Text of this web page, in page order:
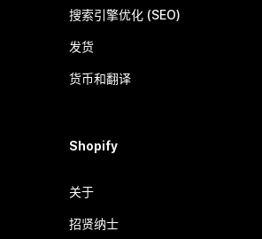
搜索引擎优化 (SEO)
发货
货币和翻译
Shopify
关于
招贤纳士